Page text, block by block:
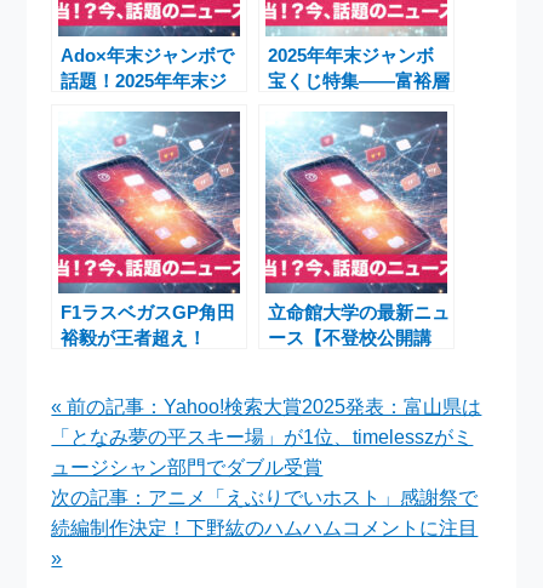
Ado×年末ジャンボで
話題！2025年年末ジ
ャンボ宝くじの発売
日・抽選日・当選金額
徹底解説
2025年年末ジャンボ
宝くじ特集――富裕層
熱狂・売り場データ・
今田美桜の10億円プ
ラン
F1ラスベガスGP角田
裕毅が王者超え！
立命館大学の最新ニュ
ース【不登校公開講
学グッズ】
« 前の記事：Yahoo!検索大賞2025発表：富山県は
「となみ夢の平スキー場」が1位、timelesszがミ
ュージシャン部門でダブル受賞
次の記事：アニメ「えぶりでいホスト」感謝祭で
続編制作決定！下野紘のハムハムコメントに注目
»